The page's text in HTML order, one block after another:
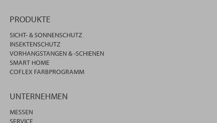
PRODUKTE
SICHT- & SONNENSCHUTZ
INSEKTENSCHUTZ
VORHANGSTANGEN & -SCHIENEN
SMART HOME
COFLEX FARBPROGRAMM
UNTERNEHMEN
MESSEN
SERVICE